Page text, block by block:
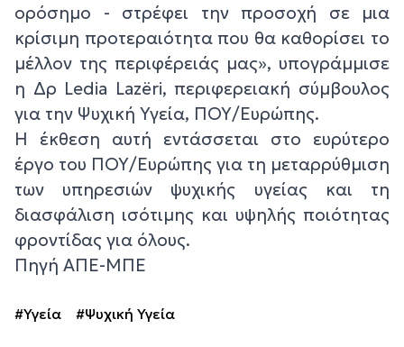
ορόσημο - στρέφει την προσοχή σε μια
κρίσιμη προτεραιότητα που θα καθορίσει το
μέλλον της περιφέρειάς μας», υπογράμμισε
η Δρ Ledia Lazëri, περιφερειακή σύμβουλος
για την Ψυχική Υγεία, ΠΟΥ/Ευρώπης.
Η έκθεση αυτή εντάσσεται στο ευρύτερο
έργο του ΠΟΥ/Ευρώπης για τη μεταρρύθμιση
των υπηρεσιών ψυχικής υγείας και τη
διασφάλιση ισότιμης και υψηλής ποιότητας
φροντίδας για όλους.
Πηγή ΑΠΕ-ΜΠΕ
#Υγεία #Ψυχική Υγεία